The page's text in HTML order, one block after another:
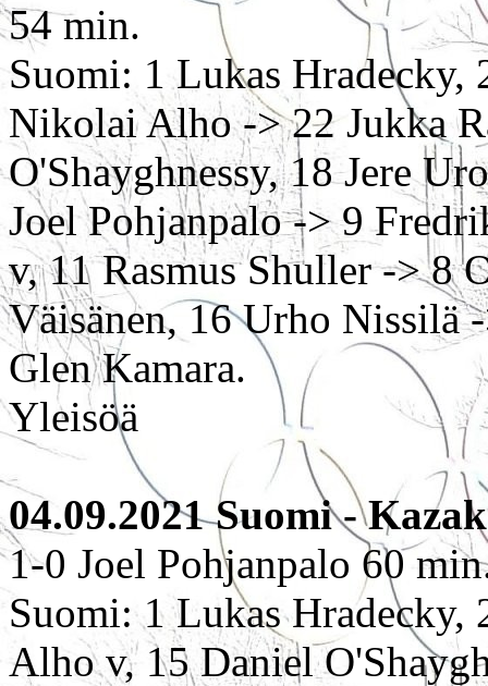
54 min.
Suomi: 1 Lukas
Nikolai Alho -> 22 Jukka
O'Shayghnessy, 18 Jere
Joel Pohjanpalo -> 9
v, 11 Rasmus Shuller -> 8
Väisänen, 16 Urho Nissilä
Glen Kamara.
Yleisöä
04.09.2021 Suomi -
1-0 Joel Pohjanpalo 60
Suomi: 1 Lukas
Alho v, 15 Daniel